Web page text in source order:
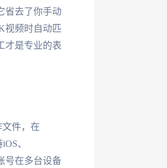
省去了你手动
视频时自动匹
才是专业的表
件，在
、
号在多台设备